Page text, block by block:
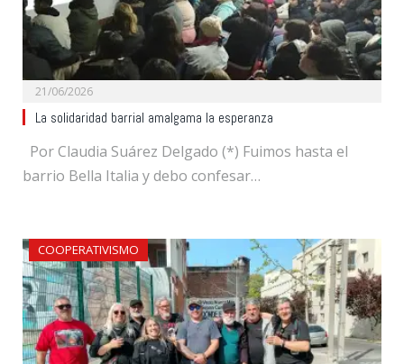
21/06/2026
La solidaridad barrial amalgama la esperanza
Por Claudia Suárez Delgado (*) Fuimos hasta el
barrio Bella Italia y debo confesar…
COOPERATIVISMO